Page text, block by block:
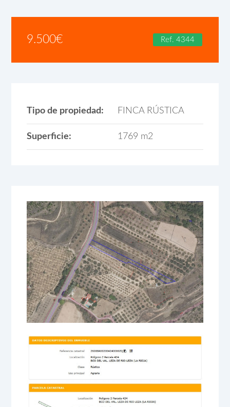
9.500€ Ref. 4344
Tipo de propiedad: FINCA RÚSTICA
Superficie: 1769 m2